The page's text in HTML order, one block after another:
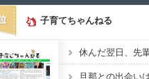
子育てちゃんねる